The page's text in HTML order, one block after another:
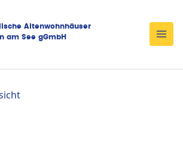
Altenwohnhäuser
am See gGmbH